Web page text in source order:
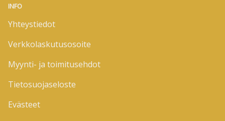
INFO
Yhteystiedot
Verkkolaskutusosoite
Myynti- ja toimitusehdot
Tietosuojaseloste
Evästeet